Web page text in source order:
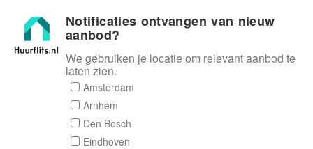
Huurflits
Reactieformulier
Huurflits
Notificaties ontvangen van nieuw
aanbod?
We gebruiken je locatie om relevant aanbod te
laten zien.
Amsterdam
Arnhem
Den Bosch
Eindhoven